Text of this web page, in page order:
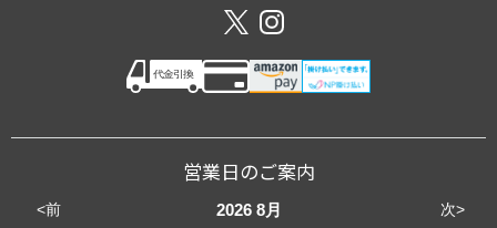
営業日のご案内
<前 次>
2026 8月